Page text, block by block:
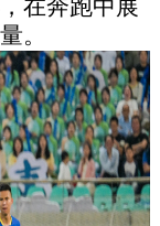
在奔跑中展
。